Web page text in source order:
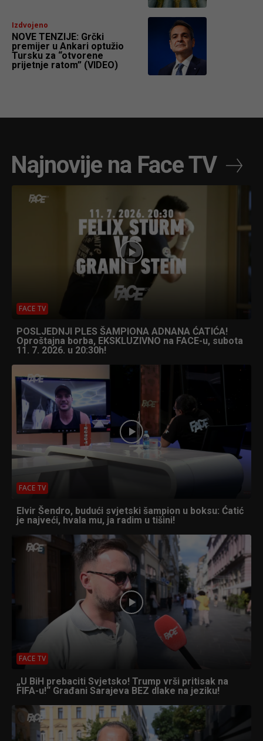
Izdvojeno
NOVE TENZIJE: Grčki
premijer u Ankari optužio
Tursku za “otvorene
prijetnje ratom” (VIDEO)
Najnovije na Face TV
FACE TV
POSLJEDNJI PLES ŠAMPIONA ADNANA ĆATIĆA!
Oproštajna borba, EKSKLUZIVNO na FACE-u, subota
11. 7. 2026. u 20:30h!
FACE TV
Elvir Šendro, budući svjetski šampion u boksu: Ćatić
je najveći, hvala mu, ja radim u tišini!
FACE TV
„U BiH prebaciti Svjetsko! Trump vrši pritisak na
FIFA-u!“ Građani Sarajeva BEZ dlake na jeziku!